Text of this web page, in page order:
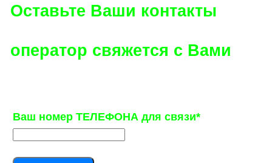
Оставьте Ваши контакты
оператор свяжется с Вами
Ваш номер ТЕЛЕФОНА для связи*